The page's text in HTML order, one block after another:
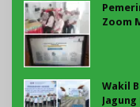
Zoom
Wakil